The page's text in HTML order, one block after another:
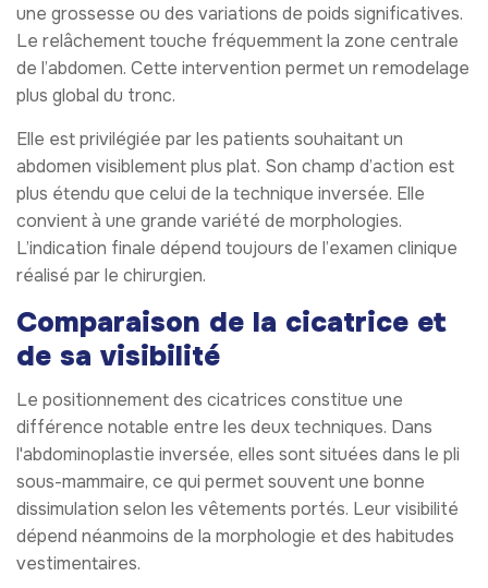
une grossesse ou des variations de poids significatives.
Le relâchement touche fréquemment la zone centrale
de l’abdomen. Cette intervention permet un remodelage
plus global du tronc.
Elle est privilégiée par les patients souhaitant un
abdomen visiblement plus plat. Son champ d’action est
plus étendu que celui de la technique inversée. Elle
convient à une grande variété de morphologies.
L’indication finale dépend toujours de l’examen clinique
réalisé par le chirurgien.
Comparaison de la cicatrice et
de sa visibilité
Le positionnement des cicatrices constitue une
différence notable entre les deux techniques. Dans
l'abdominoplastie inversée, elles sont situées dans le pli
sous-mammaire, ce qui permet souvent une bonne
dissimulation selon les vêtements portés. Leur visibilité
dépend néanmoins de la morphologie et des habitudes
vestimentaires.